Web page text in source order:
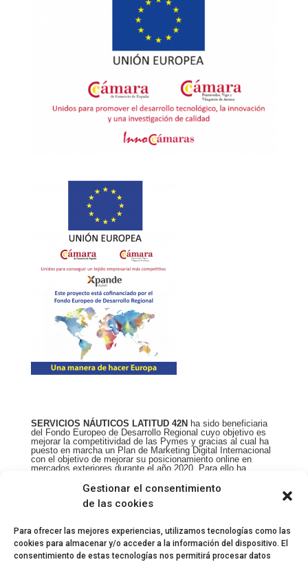
Gestionar el consentimiento
de las cookies
Para ofrecer las mejores experiencias, utilizamos tecnologías como las
cookies para almacenar y/o acceder a la información del dispositivo. El
consentimiento de estas tecnologías nos permitirá procesar datos
SERVICIOS NÁUTICOS LATITUD 42N ha sido beneficiaria
del Fondo Europeo de Desarrollo Regional cuyo objetivo es
mejorar la competitividad de las Pymes y gracias al cual ha
puesto en marcha un Plan de Marketing Digital Internacional
con el objetivo de mejorar su posicionamiento online en
mercados exteriores durante el año 2020. Para ello ha
Cámara de Comerciode Pontevedra, Vigo y Vilagarcía de